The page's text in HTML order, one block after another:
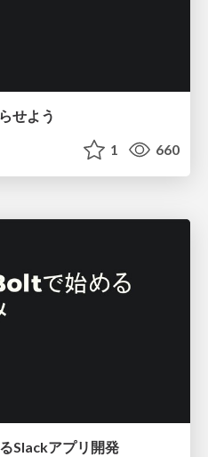
せよう
1 660
Slackアプリ開発